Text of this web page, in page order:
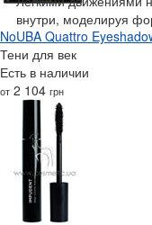
внутри, моделируя
NoUBA Quattro
Тени для век
Есть в наличии
от 2 104 грн